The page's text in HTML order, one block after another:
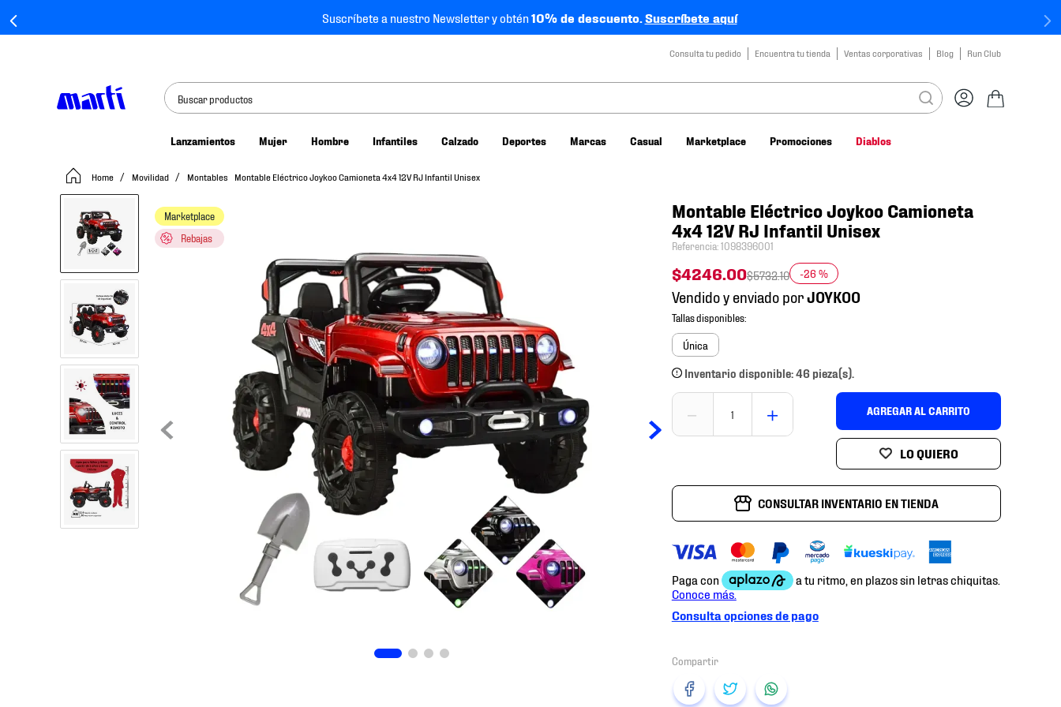
Suscríbete a nuestro Newsletter y obtén10% de descuento.Suscríbete aquí
Consulta tu pedido Encuentra tu tienda Ventas corporativas Blog Run Club
Buscar productos
Lanzamientos Mujer Hombre Infantiles Calzado Deportes Marcas Casual Marketplace Promociones Diablos
Movilidad Montables Montable Eléctrico Joykoo Camioneta 4x4 12V RJ Infantil Unisex
Marketplace
Rebajas
Montable Eléctrico Joykoo Camioneta
4x4 12V RJ Infantil Unisex
Referencia:1098396001
$4246.00$5732.10 -26 %
Vendido y enviado por
Única
Inventario disponible: 46 pieza(s).
＋
－ AGREGAR AL CARRITO
CONSULTAR INVENTARIO EN TIENDA
Consulta opciones de pago
tenis mujer
tenis hombre
tenis niño
tenis nike